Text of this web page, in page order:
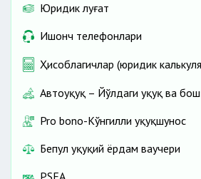
Юридик луғат
Ишонч телефонлари
Ҳисоблагичлар (юридик
Автоҳуқуқ – Йўлдаги ҳуқуқ ва
Pro bono-Кўнгилли ҳуқуқшунос
Бепул ҳуқуқий ёрдам ваучери